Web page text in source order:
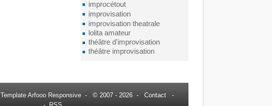
improcétout
improvisation
improvisation theatrale
lolita amateur
théâtre d'improvisation
théâtre improvisation
Template Arfooo Responsive- © 2007 - 2026 - Contact-